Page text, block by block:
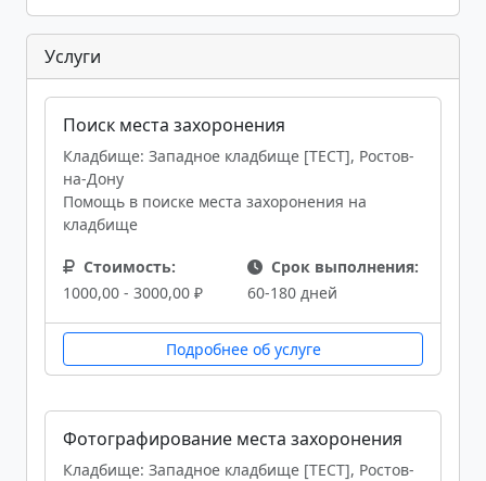
Услуги
Поиск места захоронения
Кладбище: Западное кладбище [ТЕСТ], Ростов-
на-Дону
Помощь в поиске места захоронения на
кладбище
Стоимость:
1000,00 - 3000,00 ₽
Срок выполнения:
60-180 дней
Подробнее об услуге
Фотографирование места захоронения
Кладбище: Западное кладбище [ТЕСТ], Ростов-